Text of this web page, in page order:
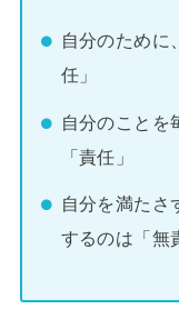
自分のために
任」
自分のことを
「責任」
自分を満たさ
するのは「無